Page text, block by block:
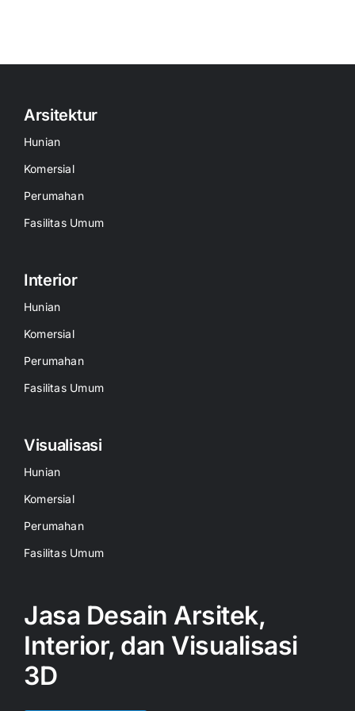
Arsitektur
Hunian
Komersial
Perumahan
Fasilitas Umum
Interior
Hunian
Komersial
Perumahan
Fasilitas Umum
Visualisasi
Hunian
Komersial
Perumahan
Fasilitas Umum
Jasa Desain Arsitek,
Interior, dan Visualisasi
3D